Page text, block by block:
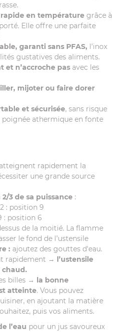
en température grâce à
Elle offre une parfaite
garanti sans PFAS, l’inox
gustatives des aliments.
et n’accroche pas avec les
mijoter ou faire dorer
et sécurisée, sans risque
poignée athermique en fonte
rapidement la
une grande source
2/3 de sa puissance :
: position 9
: position 6
de la moitié. La flamme
le fond de l’ustensile
: ajoutez des gouttes d'eau.
rapidement →
l’ustensile
chaud.
billes →
la bonne
atteinte. Vous pouvez
en ajoutant la matière
puis vos aliments.
l’eau pour un jus savoureux